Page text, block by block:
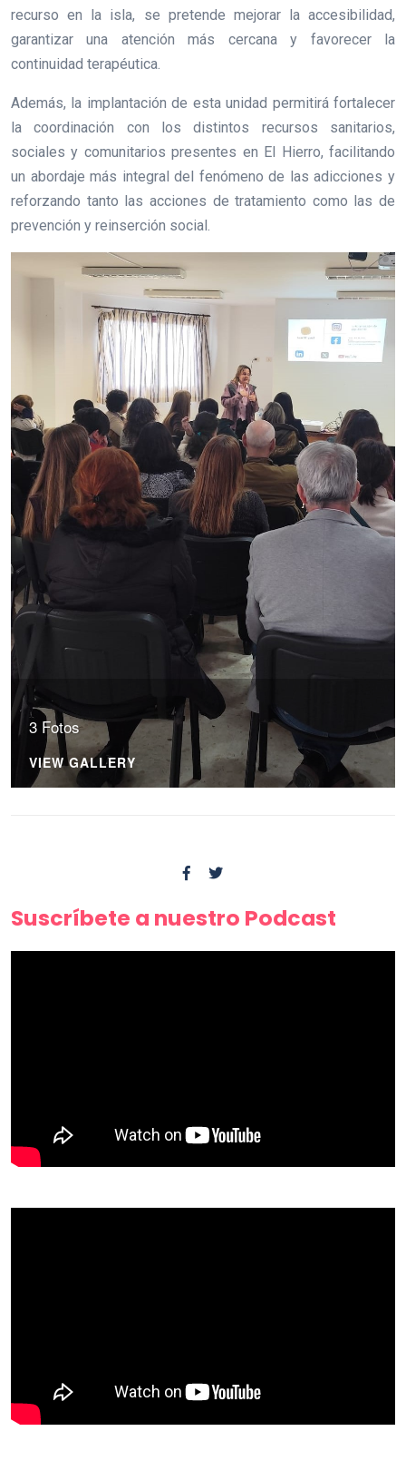
recurso en la isla, se pretende mejorar la accesibilidad,
garantizar una atención más cercana y favorecer la
continuidad terapéutica.
Además, la implantación de esta unidad permitirá fortalecer
la coordinación con los distintos recursos sanitarios,
sociales y comunitarios presentes en El Hierro, facilitando
un abordaje más integral del fenómeno de las adicciones y
reforzando tanto las acciones de tratamiento como las de
prevención y reinserción social.
3 Fotos
VIEW GALLERY
Suscríbete a nuestro Podcast